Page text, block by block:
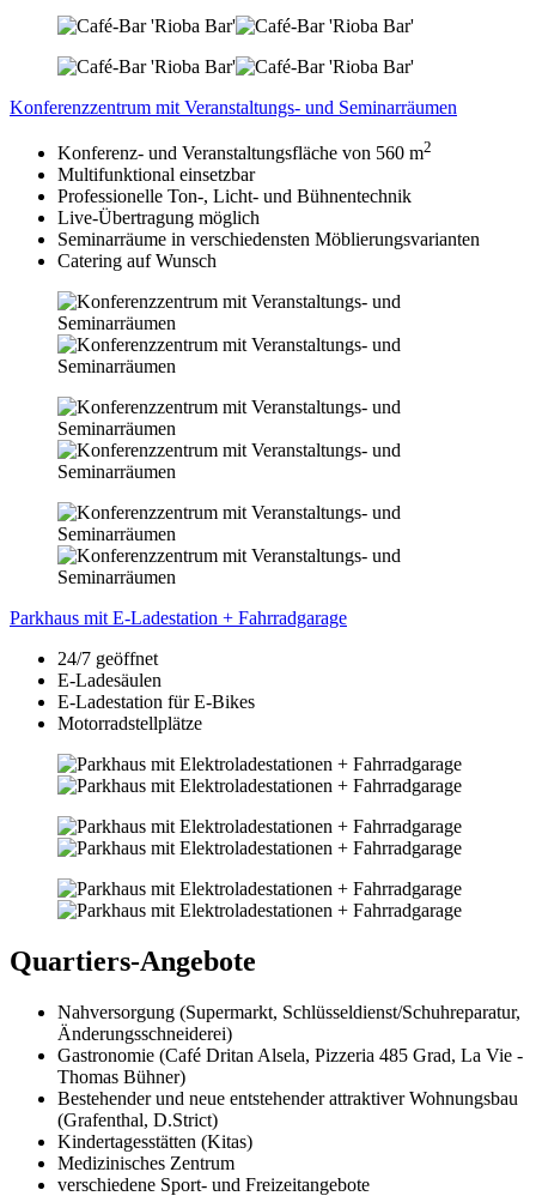
Konferenzzentrum mit Veranstaltungs- und Seminarräumen
Konferenz- und Veranstaltungsfläche von 560 m2
Multifunktional einsetzbar
Professionelle Ton-, Licht- und Bühnentechnik
Live-Übertragung möglich
Seminarräume in verschiedensten Möblierungsvarianten
Catering auf Wunsch
Parkhaus mit E-Ladestation + Fahrradgarage
24/7 geöffnet
E-Ladesäulen
E-Ladestation für E-Bikes
Motorradstellplätze
Quartiers-Angebote
Nahversorgung (Supermarkt, Schlüssel­dienst/Schuh­reparatur,
Änderungs­schneiderei)
Gastronomie (Café Dritan Alsela, Pizzeria 485 Grad, La Vie -
Thomas Bühner)
Bestehender und neue entstehender attraktiver Wohnungsbau
(Grafenthal, D.Strict)
Kindertagesstätten (Kitas)
Medizinisches Zentrum
verschiedene Sport- und Freizeitangebote